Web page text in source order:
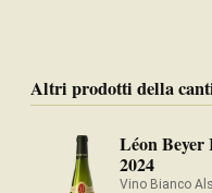
Altri prodotti della
Léon Beyer
2024
Vino Bianco